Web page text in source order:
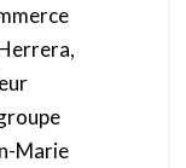
Marie